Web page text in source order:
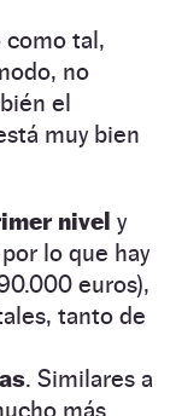
como tal,
no
el
muy bien
nivel y
lo que hay
euros),
tanto de
. Similares a
más